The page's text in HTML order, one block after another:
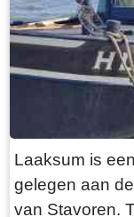
Laaksum is
gelegen aan
van Stavoren.